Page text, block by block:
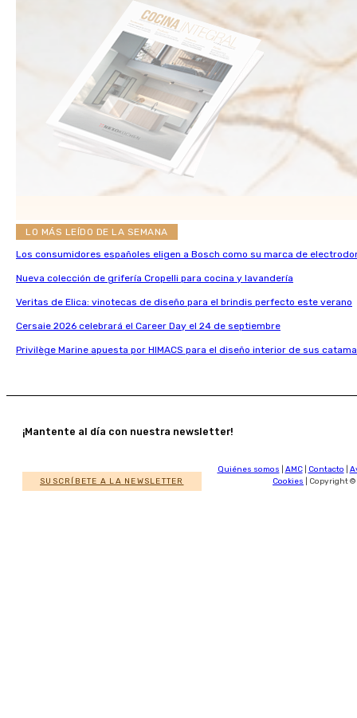
LO MÁS LEÍDO DE LA SEMANA
Los consumidores españoles eligen a Bosch como su marca de
Nueva colección de grifería Cropelli para cocina y lavandería
Veritas de Elica: vinotecas de diseño para el brindis perfecto este verano
Cersaie 2026 celebrará el Career Day el 24 de septiembre
Privilège Marine apuesta por HIMACS para el diseño interior de sus
¡Mantente al día con nuestra newsletter!
SUSCRÍBETE A LA NEWSLETTER
Quiénes somos AMC| Contacto
Cookies | Copyright